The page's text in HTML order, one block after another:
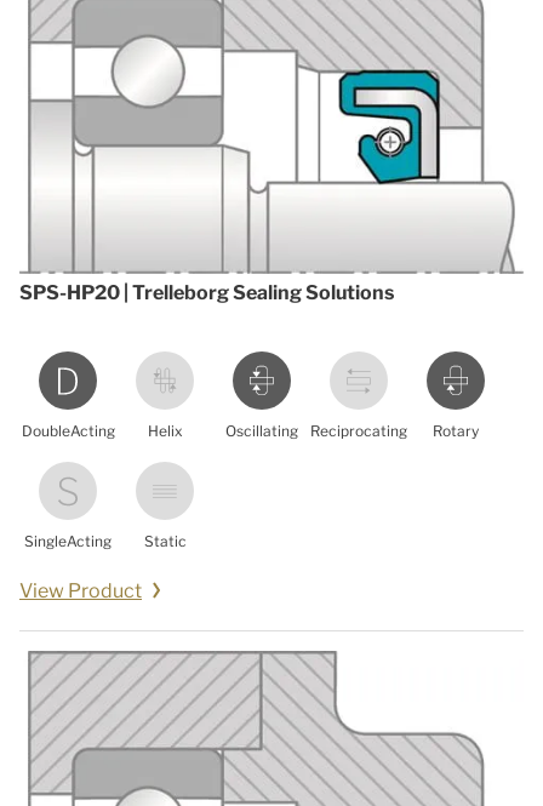
SPS-HP20 | Trelleborg Sealing Solutions
DoubleActing Helix Oscillating Reciprocating Rotary
SingleActing Static
View Product